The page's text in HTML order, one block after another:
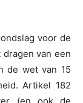
voor de
van een
de wet van 15
Artikel 182